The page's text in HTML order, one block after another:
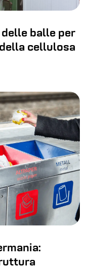
balle per
cellulosa